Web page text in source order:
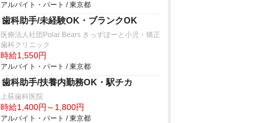
アルバイト・パート / 東京都
歯科助手/未経験OK・ブランクOK
医療法人社団Polar Bears きっずぽーと小児・矯正
歯科クリニック
時給1,550円
アルバイト・パート / 東京都
歯科助手/扶養内勤務OK・駅チカ
上荻歯科医院
時給1,400円～1,800円
アルバイト・パート / 東京都